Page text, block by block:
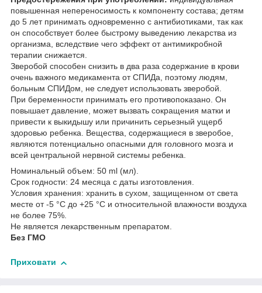
повышенная непереносимость к компоненту состава; детям
до 5 лет принимать одновременно с антибиотиками, так как
он способствует более быстрому выведению лекарства из
организма, вследствие чего эффект от антимикробной
терапии снижается.
Зверобой способен снизить в два раза содержание в крови
очень важного медикамента от СПИДа, поэтому людям,
больным СПИДом, не следует использовать зверобой.
При беременности принимать его противопоказано. Он
повышает давление, может вызвать сокращения матки и
привести к выкидышу или причинить серьезный ущерб
здоровью ребенка. Вещества, содержащиеся в зверобое,
являются потенциально опасными для головного мозга и
всей центральной нервной системы ребенка.
Номинальный объем: 50 ml (мл).
Срок годности: 24 месяца с даты изготовления.
Условия хранения: хранить в сухом, защищенном от света
месте от -5 °С до +25 °С и относительной влажности воздуха
не более 75%.
Не является лекарственным препаратом.
Без ГМО
Приховати